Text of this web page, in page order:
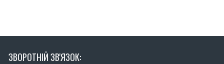
ЗВОРОТНІЙ ЗВ'ЯЗОК: